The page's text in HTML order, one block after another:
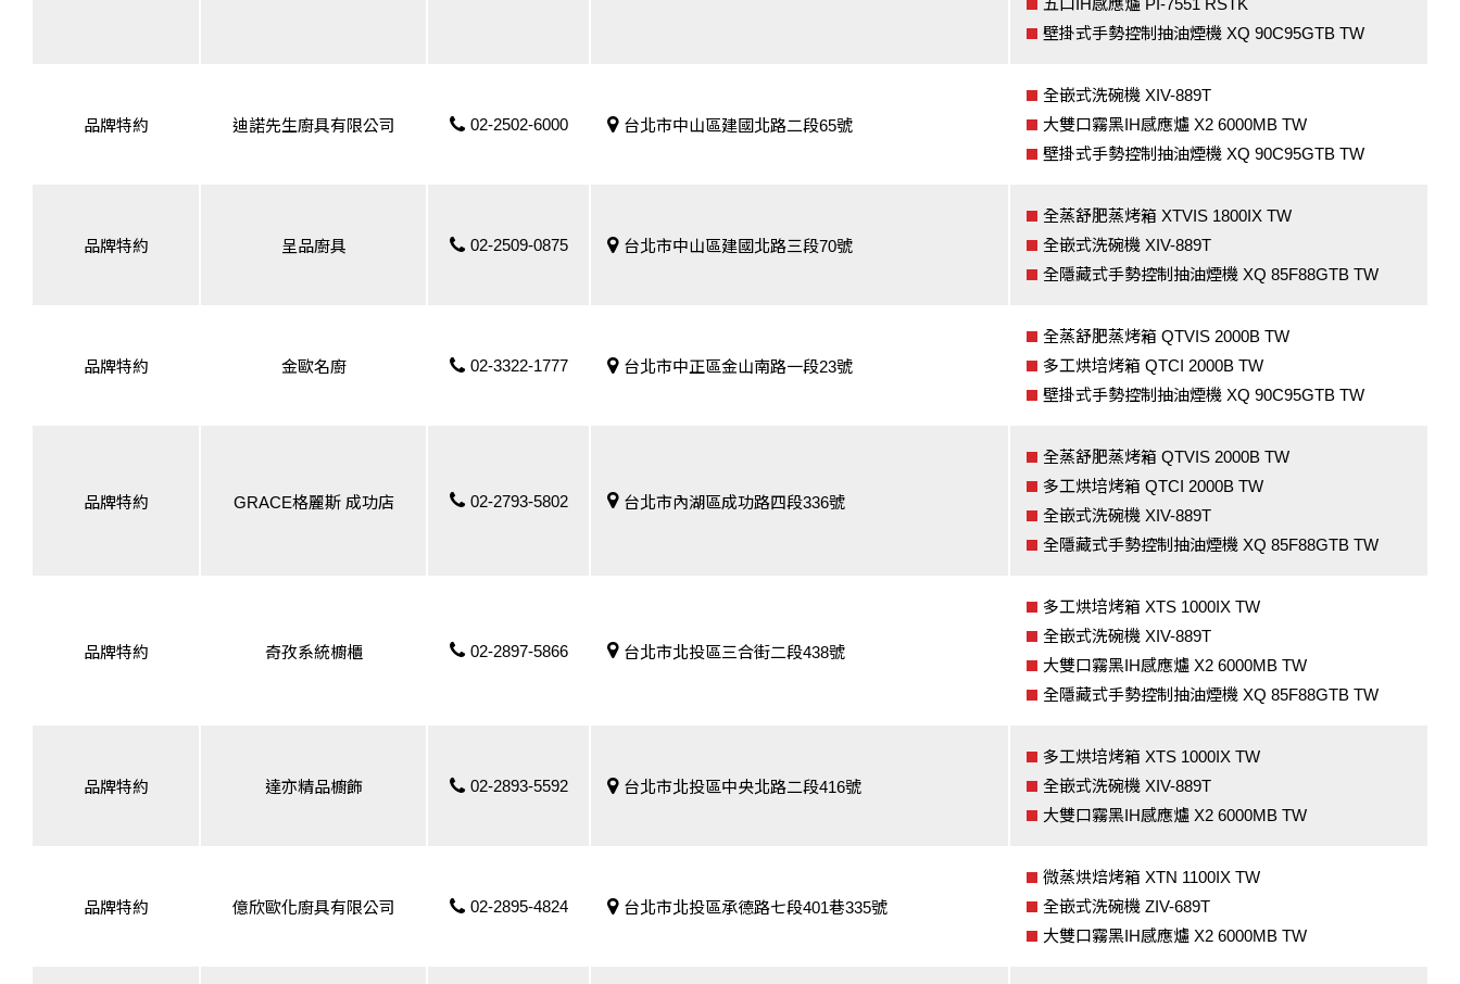
五口IH感應爐 PI-7551 RSTK
壁掛式手勢控制抽油煙機 XQ 90C95GTB TW
品牌特約 迪諾先生廚具有限公司 02-2502-6000 台北市中山區建國北路二段65號
全嵌式洗碗機 XIV-889T
大雙口霧黑IH感應爐 X2 6000MB TW
壁掛式手勢控制抽油煙機 XQ 90C95GTB TW
品牌特約 呈品廚具 02-2509-0875 台北市中山區建國北路三段70號
全蒸舒肥蒸烤箱 XTVIS 1800IX TW
全嵌式洗碗機 XIV-889T
全隱藏式手勢控制抽油煙機 XQ 85F88GTB TW
品牌特約 金歐名廚 02-3322-1777 台北市中正區金山南路一段23號
全蒸舒肥蒸烤箱 QTVIS 2000B TW
多工烘培烤箱 QTCI 2000B TW
壁掛式手勢控制抽油煙機 XQ 90C95GTB TW
品牌特約 GRACE格麗斯 成功店 02-2793-5802 台北市內湖區成功路四段336號
全蒸舒肥蒸烤箱 QTVIS 2000B TW
多工烘培烤箱 QTCI 2000B TW
全嵌式洗碗機 XIV-889T
全隱藏式手勢控制抽油煙機 XQ 85F88GTB TW
品牌特約 奇孜系統櫥櫃 02-2897-5866 台北市北投區三合街二段438號
多工烘培烤箱 XTS 1000IX TW
全嵌式洗碗機 XIV-889T
大雙口霧黑IH感應爐 X2 6000MB TW
全隱藏式手勢控制抽油煙機 XQ 85F88GTB TW
品牌特約 達亦精品櫥飾 02-2893-5592 台北市北投區中央北路二段416號
多工烘培烤箱 XTS 1000IX TW
全嵌式洗碗機 XIV-889T
大雙口霧黑IH感應爐 X2 6000MB TW
品牌特約 億欣歐化廚具有限公司 02-2895-4824 台北市北投區承德路七段401巷335號
微蒸烘焙烤箱 XTN 1100IX TW
全嵌式洗碗機 ZIV-689T
大雙口霧黑IH感應爐 X2 6000MB TW